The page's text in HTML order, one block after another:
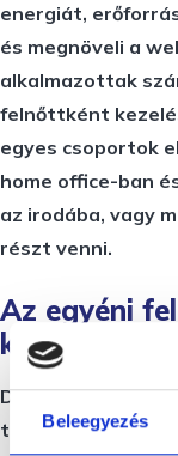
Beleegyezés
energiát,
és megnöveli a
alkalmazottak
felnőttként
egyes csoportok
home office-ban
az irodába, vagy
részt venni.
Az egyéni
kiteljesedésig
De felnőttnek
teszi fel a kérdést